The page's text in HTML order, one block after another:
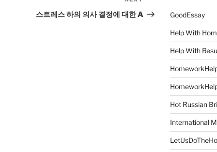
Post
스트레스 하의 의사 결정에 대한 A GoodEssay
Help With
Help With
Hot Russian
International